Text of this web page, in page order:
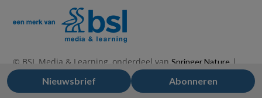
© BSL Media & Learning, onderdeel van Springer Nature |
Privacy Statement | Disclaimer|Voorwaarden
Nieuwsbrief Abonneren